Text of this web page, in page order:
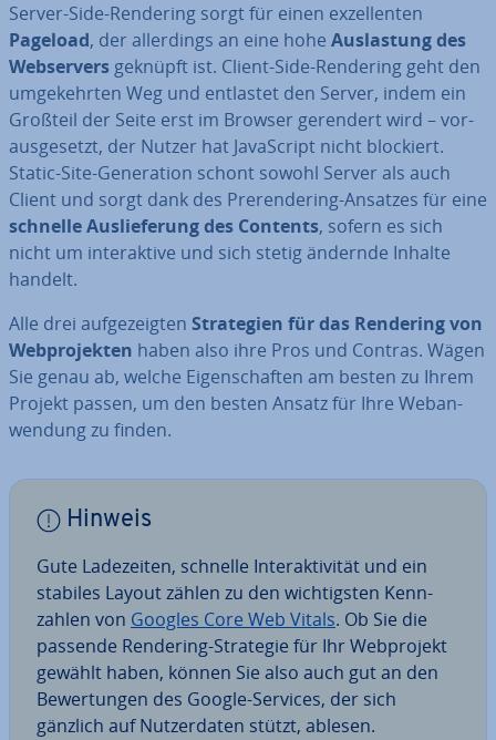
Server-Side-Rendering sorgt für einen ex­zel­len­ten
Pageload, der al­ler­dings an eine hohe Aus­las­tung des
Web­ser­versgeknüpft ist. Client-Side-Rendering geht den
um­ge­kehr­ten Weg und entlastet den Server, indem ein
Großteil der Seite erst im Browser gerendert wird – vor­
aus­ge­setzt, der Nutzer hat Ja­va­Script nicht blockiert.
Static-Site-Ge­ne­ra­ti­on schont sowohl Server als auch
Client und sorgt dank des Pre­ren­de­ring-Ansatzes für eine
schnelle Aus­lie­fe­rung des Contents, sofern es sich
nicht um in­ter­ak­ti­ve und sich stetig ändernde Inhalte
handelt.
Alle drei auf­ge­zeig­ten Stra­te­gien für das Rendering von
Web­pro­jek­ten haben also ihre Pros und Contras. Wägen
Sie genau ab, welche Ei­gen­schaf­ten am besten zu Ihrem
Projekt passen, um den besten Ansatz für Ihre Web­an­
wen­dung zu finden.
Hinweis
Gute La­de­zei­ten, schnelle In­ter­ak­ti­vi­tät und ein
stabiles Layout zählen zu den wich­tigs­ten Kenn­
zah­len von Googles Core Web Vitals. Ob Sie die
passende Rendering-Strategie für Ihr Web­pro­jekt
gewählt haben, können Sie also auch gut an den
Be­wer­tun­gen des Google-Services, der sich
gänzlich auf Nut­zer­da­ten stützt, ablesen.